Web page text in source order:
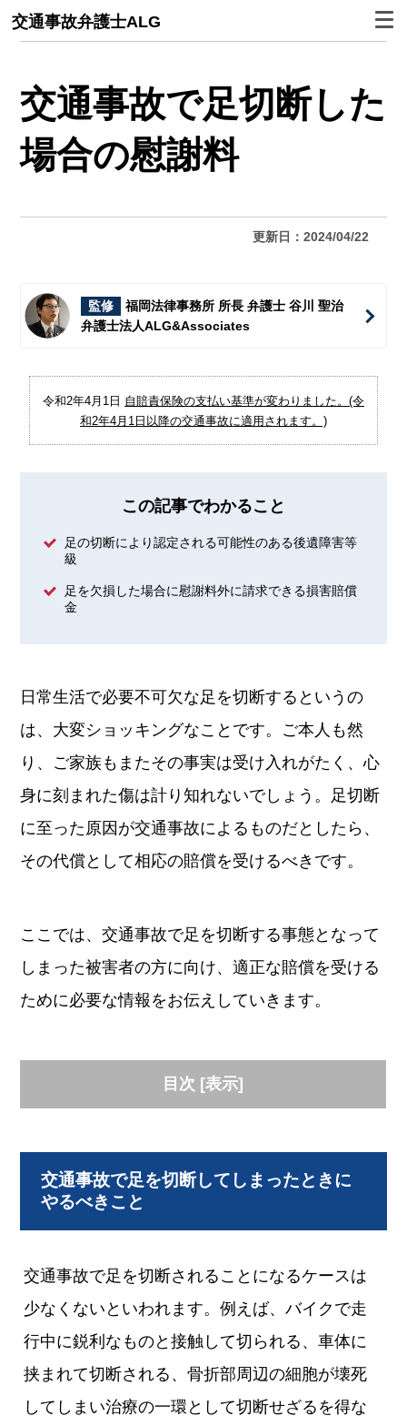
交通事故弁護士ALG
交通事故で足切断した
場合の慰謝料
更新日：2024/04/22
監修
福岡法律事務所 所長 弁護士 谷川 聖治
弁護士法人ALG&Associates
令和2年4月1日 自賠責保険の支払い基準が変わりました。(令
和2年4月1日以降の交通事故に適用されます。)
この記事でわかること
足の切断により認定される可能性のある後遺障害等
級
足を欠損した場合に慰謝料外に請求できる損害賠償
金
日常生活で必要不可欠な足を切断するというの
は、大変ショッキングなことです。ご本人も然
り、ご家族もまたその事実は受け入れがたく、心
身に刻まれた傷は計り知れないでしょう。足切断
に至った原因が交通事故によるものだとしたら、
その代償として相応の賠償を受けるべきです。
ここでは、交通事故で足を切断する事態となって
しまった被害者の方に向け、適正な賠償を受ける
ために必要な情報をお伝えしていきます。
目次 [表示]
交通事故で足を切断してしまったときに
やるべきこと
交通事故で足を切断されることになるケースは
少なくないといわれます。例えば、バイクで走
行中に鋭利なものと接触して切られる、車体に
挟まれて切断される、骨折部周辺の細胞が壊死
してしまい治療の一環として切断せざるを得な